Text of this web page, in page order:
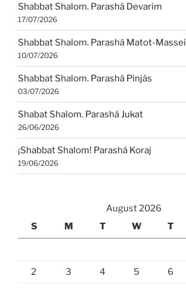
Shabbat Shalom. Parashá Devarim
17/07/2026
Shabbat Shalom. Parashá Matot-Massei
10/07/2026
Shabbat Shalom. Parashá Pinjás
03/07/2026
Shabat Shalom. Parashá Jukat
26/06/2026
¡Shabbat Shalom! Parashá Koraj
19/06/2026
August 2026
S
M T W T
2 3 4 5 6